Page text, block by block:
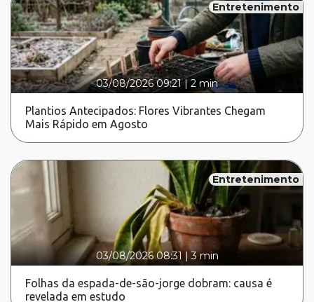
Entretenimento
03/08/2026 09:21|2 min
Plantios Antecipados: Flores Vibrantes Chegam
Mais Rápido em Agosto
Entretenimento
03/08/2026 08:31 |3 min
Folhas da espada-de-são-jorge dobram: causa é
revelada em estudo